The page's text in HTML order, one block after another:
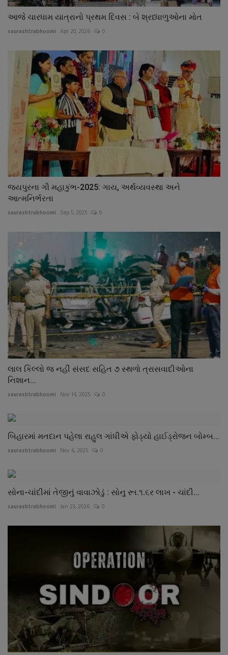
આજે ચારધામ યાત્રાનો પ્રથમ દિવસ : બે શ્રધ્ધાળુઓના મોત
saurashtrabhoomi Apr 20, 2026 0
જયપુરના ગૌ મહાકુંભ-2025: ગાય, અર્થવ્યવસ્થા અને
આત્મનિર્ભરતા
saurashtrabhoomi Sep 5, 2025 0
લાલ કિલ્લો જ નહીં સંસદ સહિત ૭ સ્થળો ત્રાસવાદીઓના
નિશાન...
saurashtrabhoomi Nov 14, 2025 0
બિહારમાં મતદાન પહેલા રાહુલ ગાંધીએ ફોડ્યો હાઈડ્રોજન બોમ્બ...
saurashtrabhoomi Nov 6, 2025 0
સોના-ચાંદીમાં તેજીનું વાવાઝોડું : સોનુ રૂા.૧.૬ર લાખ - ચાંદી...
saurashtrabhoomi Jan 23, 2026 0